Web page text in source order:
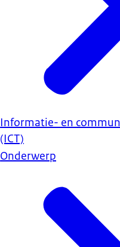
Informatie- en
(ICT)
Onderwerp